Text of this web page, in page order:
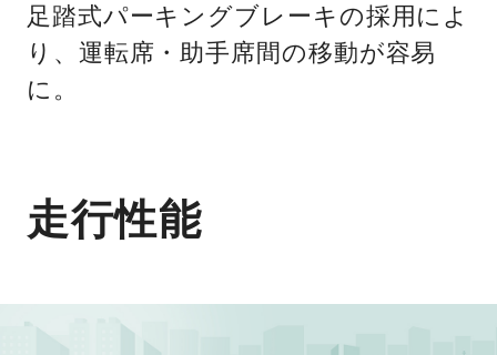
足踏式パーキングブレーキの採用によ
り、運転席・助手席間の移動が容易
に。
走行性能